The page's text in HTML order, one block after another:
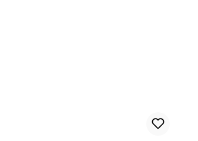
de acero inoxidable de 26 pulgadas, 80 mm